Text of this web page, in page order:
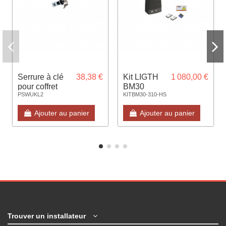
Serrure à clé
pour coffret
acier IZYX
PSWUKL2
38,38 €
Ajouter au panier
Kit LIGTH
BM30
400kg
Brushless
Rapide
(sans
sans feu)
KITBM30-310-HS
1 080,00 €
Ajouter au panier
Trouver un installateur